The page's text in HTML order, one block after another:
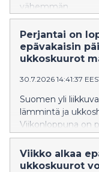
vähemmän.
Perjantai on
epävakaisin
ukkoskuurot
30.7.2026 14:41:37
Suomen yli
lämmintä ja
Viikonloppuna on
laskee hieman.
Viikko alkaa
ukkoskuurot